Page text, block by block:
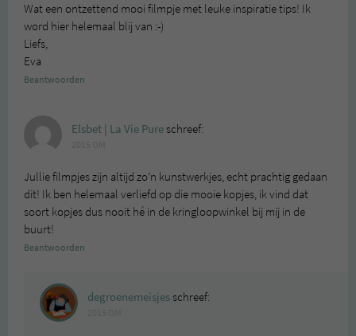
Wat een ontzettend mooi filmpje met leuke inspiratie tips! Ik
word hier helemaal blij van :-)
Liefs,
Eva
Beantwoorden
Elsbet | La Vie Pureschreef:
Jullie filmpjes zijn altijd zo’n kunstwerkjes, echt prachtig gedaan
dit! Ik ben helemaal verliefd op die mooie kopjes, ik vind dat
soort kopjes dus nooit hé in de kringloopwinkel bij mij in de
buurt!
Beantwoorden
degroenemeisjesschreef: